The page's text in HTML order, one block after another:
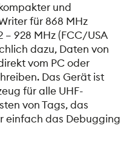
und
für 868 MHz
– 928 MHz (FCC/USA
dazu, Daten von
vom PC oder
Das Gerät ist
für alle UHF-
von Tags, das
einfach das Debugging